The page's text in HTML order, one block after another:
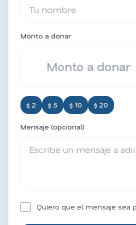
Monto a donar
$ 2 $ 5 $ 10 $ 20
Mensaje (opcional)
Quiero que el mensaje sea